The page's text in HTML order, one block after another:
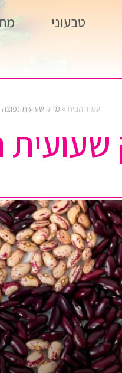
טבעוני
עמוד הבית » מרק שעועית נפוצה